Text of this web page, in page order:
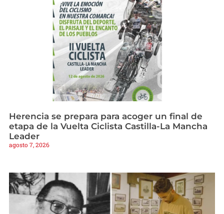
Herencia se prepara para acoger un final de
etapa de la Vuelta Ciclista Castilla-La Mancha
Leader
agosto 7, 2026